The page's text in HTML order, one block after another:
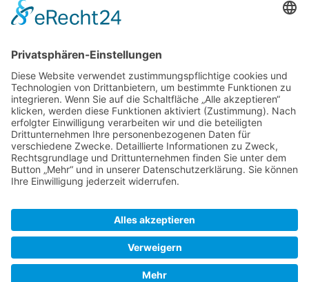
Top-Anbieter
Spitzenqualität
Kompetente Beratung
Partner
* Alle Preise inkl. gesetzl. Mehrwertsteuer, inkl. Versandkosten
Warum WACCEX?
Allgemeine Geschäftsbedingungen und Kundeninformationen
Impressum